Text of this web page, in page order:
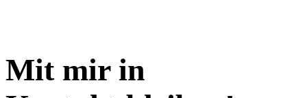
Mit mir in